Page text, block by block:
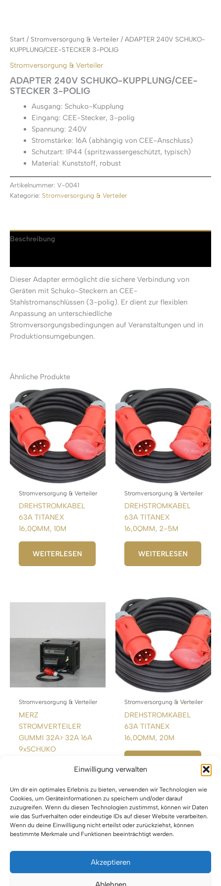
Einwilligung verwalten
Um dir ein optimales Erlebnis zu bieten, verwenden wir Technologien wie
Cookies, um Geräteinformationen zu speichern und/oder darauf
zuzugreifen. Wenn du diesen Technologien zustimmst, können wir Daten
wie das Surfverhalten oder eindeutige IDs auf dieser Website verarbeiten.
Wenn du deine Einwilligung nicht erteilst oder zurückziehst, können
bestimmte Merkmale und Funktionen beeinträchtigt werden.
Akzeptieren
Start / Stromversorgung & Verteiler / ADAPTER 240V SCHUKO-
KUPPLUNG/CEE-STECKER 3-POLIG
Stromversorgung & Verteiler
ADAPTER 240V SCHUKO-KUPPLUNG/CEE-
STECKER 3-POLIG
Ausgang: Schuko-Kupplung
Eingang: CEE-Stecker, 3-polig
Spannung: 240V
Stromstärke: 16A (abhängig von CEE-Anschluss)
Schutzart: IP44 (spritzwassergeschützt, typisch)
Material: Kunststoff, robust
Artikelnummer: V-0041
Kategorie: Stromversorgung & Verteiler
Beschreibung
Dieser Adapter ermöglicht die sichere Verbindung von
Geräten mit Schuko-Steckern an CEE-
Stahlstromanschlüssen (3-polig). Er dient zur flexiblen
Anpassung an unterschiedliche
Stromversorgungsbedingungen auf Veranstaltungen und in
Produktionsumgebungen.
Ähnliche Produkte
Stromversorgung & Verteiler
DREHSTROMKABEL
63A TITANEX
16,0QMM, 10M
WEITERLESEN
Stromversorgung & Verteiler
DREHSTROMKABEL
63A TITANEX
16,0QMM, 2-5M
WEITERLESEN
Stromversorgung & Verteiler
MERZ
STROMVERTEILER
GUMMI 32A> 32A 16A
9xSCHUKO
WEITERLESEN
Stromversorgung & Verteiler
DREHSTROMKABEL
63A TITANEX
16,0QMM, 20M
Impressum